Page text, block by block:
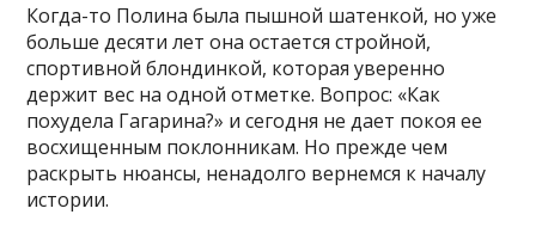
Когда-то Полина была пышной шатенкой, но уже
больше десяти лет она остается стройной,
спортивной блондинкой, которая уверенно
держит вес на одной отметке. Вопрос: «Как
похудела Гагарина?» и сегодня не дает покоя ее
восхищенным поклонникам. Но прежде чем
раскрыть нюансы, ненадолго вернемся к началу
истории.